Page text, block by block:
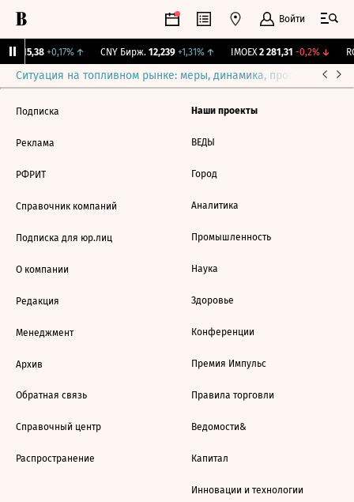
Войти
115,38 +0,17%↑ CNY Бирж. 12,239 +1,31%↑ IMOEX 2 281,31 -0,2%↓
Ситуация на топливном рынке: меры, динамика, прогнозы
Подписка
Реклама
РФРИТ
Справочник компаний
Подписка для юр.лиц
О компании
Редакция
Менеджмент
Архив
Обратная связь
Справочный центр
Распространение
Наши проекты
ВЕДЫ
Город
Аналитика
Промышленность
Наука
Здоровье
Конференции
Премия Импульс
Правила торговли
Ведомости&
Капитал
Инновации и технологии